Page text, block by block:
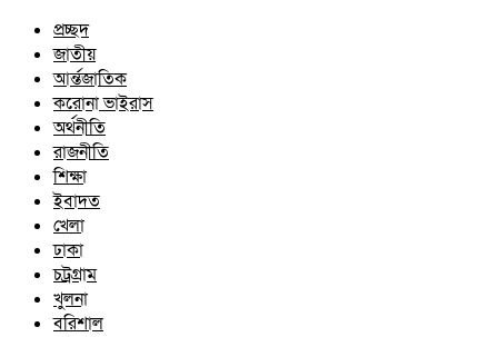
প্রচ্ছদ
জাতীয়
আর্ন্তজাতিক
করোনা ভাইরাস
অর্থনীতি
রাজনীতি
শিক্ষা
ইবাদত
খেলা
ঢাকা
চট্রগ্রাম
খুলনা
বরিশাল